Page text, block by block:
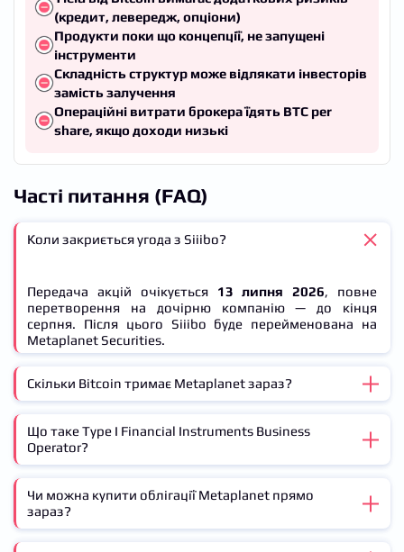
(кредит, левередж, опціони)
Продукти поки що концепції, не запущені
інструменти
Складність структур може відлякати інвесторів
замість залучення
Операційні витрати брокера їдять BTC per
share, якщо доходи низькі
Часті питання (FAQ)
Коли закриється угода з Siiibo?
Передача акцій очікується 13 липня 2026, повне
перетворення на дочірню компанію — до кінця
серпня. Після цього Siiibo буде перейменована на
Metaplanet Securities.
Скільки Bitcoin тримає Metaplanet зараз?
Станом на26 червня 2026компанія володіє
40,177
BTC. Це робить її найбільшим публічним власником
Bitcoin у Японії за даними BitcoinTreasuries.
Що таке Type I Financial Instruments Business
Operator?
Це вища категорія ліцензії в Японії, яка дозволяє
випускати, андеррайтити та продавати цінні папери.
Siiibo має цю ліцензію, зареєстровану Агентством
Чи можна купити облігації Metaplanet прямо
зараз?